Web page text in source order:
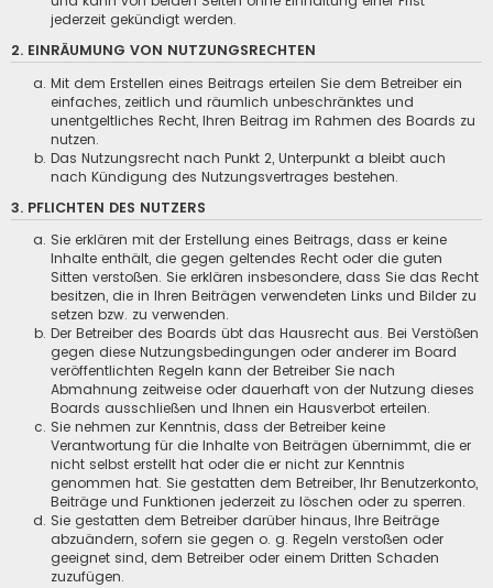
jederzeit gekündigt werden.
2. EINRÄUMUNG VON NUTZUNGSRECHTEN
Mit dem Erstellen eines Beitrags erteilen Sie dem Betreiber ein
einfaches, zeitlich und räumlich unbeschränktes und
unentgeltliches Recht, Ihren Beitrag im Rahmen des Boards zu
nutzen.
Das Nutzungsrecht nach Punkt 2, Unterpunkt a bleibt auch
nach Kündigung des Nutzungsvertrages bestehen.
3. PFLICHTEN DES NUTZERS
Sie erklären mit der Erstellung eines Beitrags, dass er keine
Inhalte enthält, die gegen geltendes Recht oder die guten
Sitten verstoßen. Sie erklären insbesondere, dass Sie das Recht
besitzen, die in Ihren Beiträgen verwendeten Links und Bilder zu
setzen bzw. zu verwenden.
Der Betreiber des Boards übt das Hausrecht aus. Bei Verstößen
gegen diese Nutzungsbedingungen oder anderer im Board
veröffentlichten Regeln kann der Betreiber Sie nach
Abmahnung zeitweise oder dauerhaft von der Nutzung dieses
Boards ausschließen und Ihnen ein Hausverbot erteilen.
Sie nehmen zur Kenntnis, dass der Betreiber keine
Verantwortung für die Inhalte von Beiträgen übernimmt, die er
nicht selbst erstellt hat oder die er nicht zur Kenntnis
genommen hat. Sie gestatten dem Betreiber, Ihr Benutzerkonto,
Beiträge und Funktionen jederzeit zu löschen oder zu sperren.
Sie gestatten dem Betreiber darüber hinaus, Ihre Beiträge
abzuändern, sofern sie gegen o. g. Regeln verstoßen oder
geeignet sind, dem Betreiber oder einem Dritten Schaden
zuzufügen.